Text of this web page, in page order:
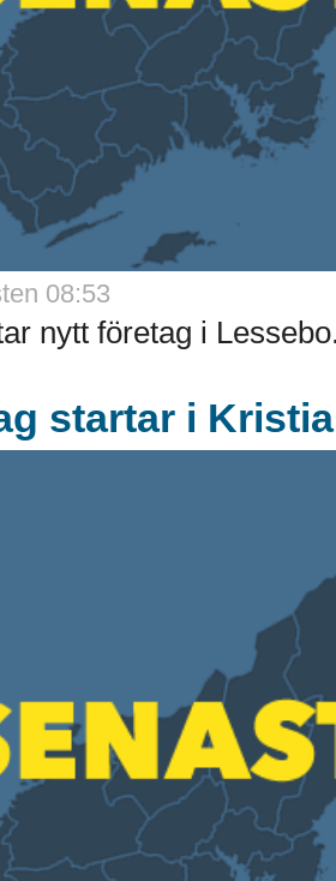
08:53
nytt företag i
startar i